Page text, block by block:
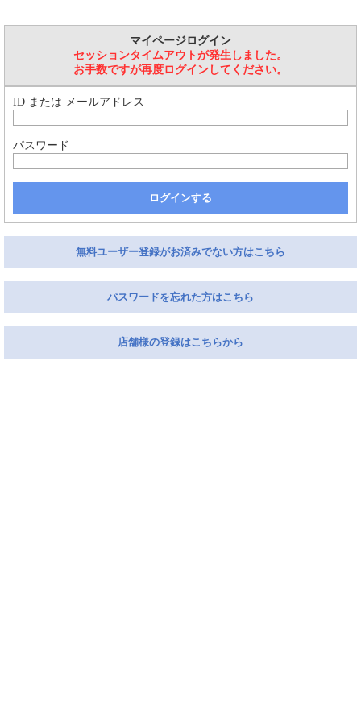
マイページログイン
セッションタイムアウトが発生しました。
お手数ですが再度ログインしてください。
ID または メールアドレス
パスワード
ログインする
無料ユーザー登録がお済みでない方はこちら
パスワードを忘れた方はこちら
店舗様の登録はこちらから